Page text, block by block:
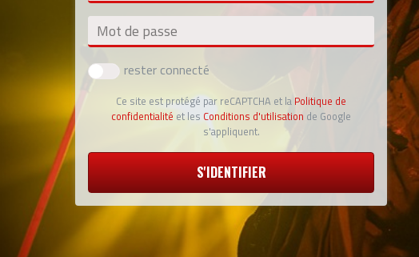
Mot de passe
rester connecté
Ce site est protégé par reCAPTCHA et la Politique de
confidentialité et les Conditions d'utilisation de Google
s'appliquent.
S'IDENTIFIER